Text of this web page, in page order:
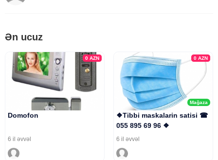
Ən ucuz
0AZN
Domofon
6 il əvvəl
Mağaza
0 AZN
❖Tibbi maskalarin satisi ☎
055 895 69 96 ❖
6 il əvvəl